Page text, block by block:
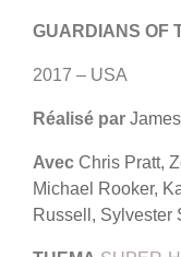
GUARDIANS OF
2017 – USA
Réalisé par
Avec Chris Pratt,
Michael Rooker,
Russell, Sylvester